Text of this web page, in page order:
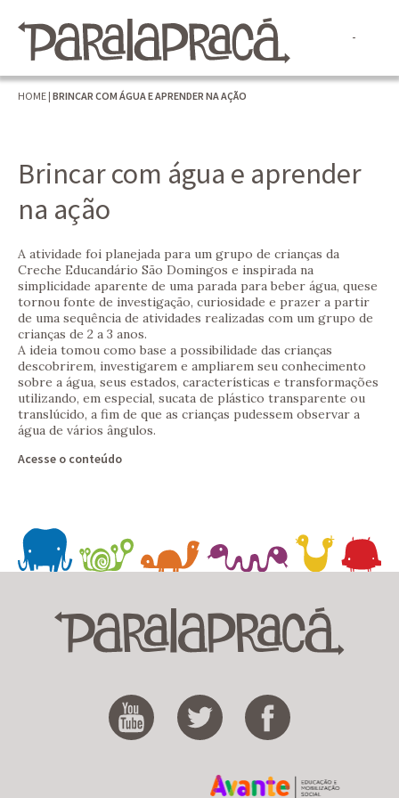
HOME | BRINCAR COM ÁGUA E APRENDER NA AÇÃO
Brincar com água e aprender
na ação
A atividade foi planejada para um grupo de crianças da
Creche Educandário São Domingos e inspirada na
simplicidade aparente de uma parada para beber água, quese
tornou fonte de investigação, curiosidade e prazer a partir
de uma sequência de atividades realizadas com um grupo de
crianças de 2 a 3 anos.
A ideia tomou como base a possibilidade das crianças
descobrirem, investigarem e ampliarem seu conhecimento
sobre a água, seus estados, características e transformações
utilizando, em especial, sucata de plástico transparente ou
translúcido, a fim de que as crianças pudessem observar a
água de vários ângulos.
Acesse o conteúdo